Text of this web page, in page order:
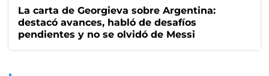
La carta de Georgieva sobre Argentina:
destacó avances, habló de desafíos
pendientes y no se olvidó de Messi